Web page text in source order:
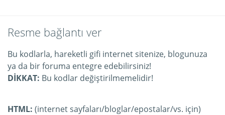
Resme bağlantı ver
Bu kodlarla, hareketli gifi internet sitenize, blogunuza
ya da bir foruma entegre edebilirsiniz!
DİKKAT: Bu kodlar değiştirilmemelidir!
HTML: (internet sayfaları/bloglar/epostalar/vs. için)